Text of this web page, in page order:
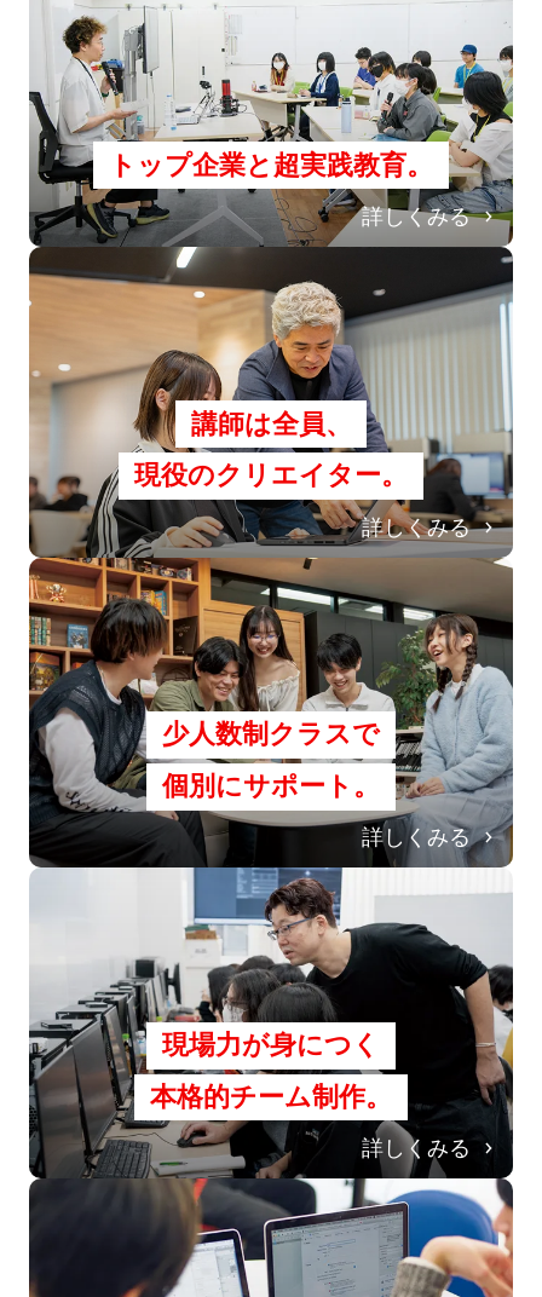
トップ企業と超実践教育。
詳しくみる
講師は全員、
現役のクリエイター。
詳しくみる
少人数制クラスで
個別にサポート。
詳しくみる
現場力が身につく
本格的チーム制作。
詳しくみる